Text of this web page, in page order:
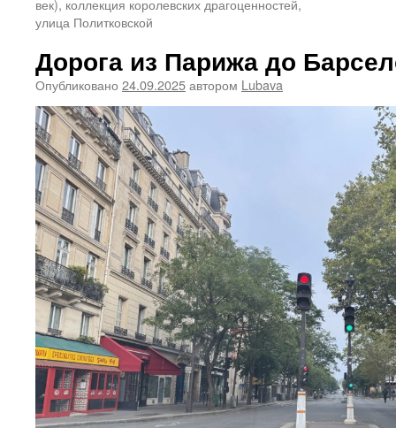
век), коллекция королевских драгоценностей,
улица Политковской
Дорога из Парижа до
Опубликовано 24.09.2025автором Lubava